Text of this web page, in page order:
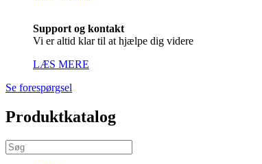
Support og kontakt
Vi er altid klar til at hjælpe dig videre
LÆS MERE
Se forespørgsel
Produktkatalog